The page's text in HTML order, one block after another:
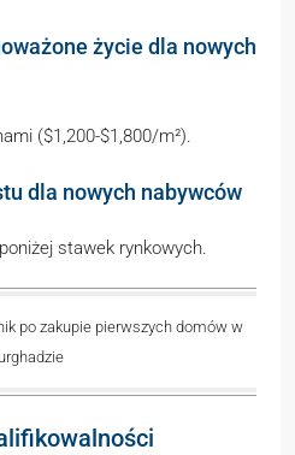
życie dla nowych
($1,200-$1,800/m²).
dla nowych nabywców
stawek rynkowych.
po zakupie pierwszych domów w